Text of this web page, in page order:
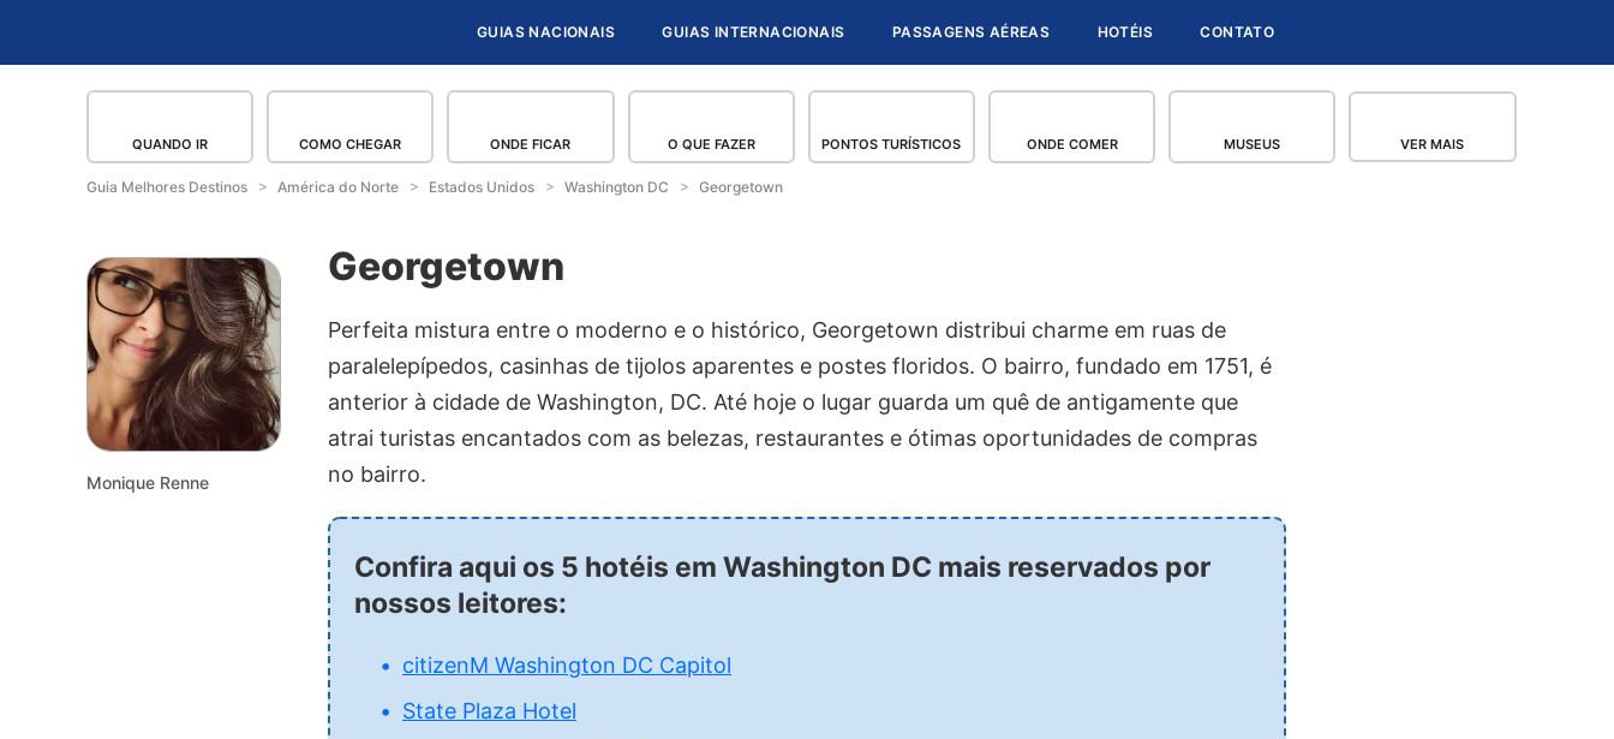
GUIAS NACIONAIS GUIAS INTERNACIONAIS PASSAGENS AÉREAS HOTÉIS CONTATO
QUANDO IR COMO CHEGAR ONDE FICAR O QUE FAZER PONTOS TURÍSTICOS ONDE COMER MUSEUS VER MAIS
Guia Melhores Destinos América do Norte Estados Unidos Washington DC Georgetown
Monique Renne
Georgetown
Perfeita mistura entre o moderno e o histórico, Georgetown distribui charme em ruas de
paralelepípedos, casinhas de tijolos aparentes e postes floridos. O bairro, fundado em 1751, é
anterior à cidade de Washington, DC. Até hoje o lugar guarda um quê de antigamente que
atrai turistas encantados com as belezas, restaurantes e ótimas oportunidades de compras
no bairro.
Confira aqui os 5 hotéis em Washington DC mais reservados por
nossos leitores:
citizenM Washington DC Capitol
State Plaza Hotel